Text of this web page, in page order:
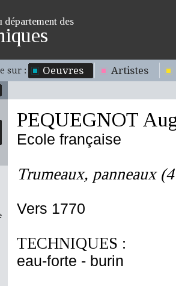
des
sur : Oeuvres Artistes
PEQUEGNOT
Ecole française
Trumeaux, panneaux
Vers 1770
TECHNIQUES :
eau-forte - burin